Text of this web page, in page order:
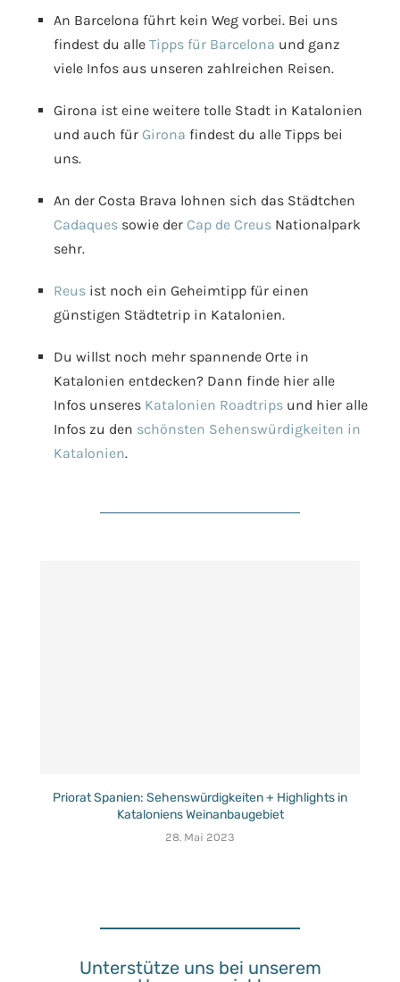
An Barcelona führt kein Weg vorbei. Bei uns
findest du alle Tipps für Barcelona und ganz
viele Infos aus unseren zahlreichen Reisen.
Girona ist eine weitere tolle Stadt in Katalonien
und auch für Girona findest du alle Tipps bei
uns.
An der Costa Brava lohnen sich das Städtchen
Cadaques sowie der Cap de Creus Nationalpark
sehr.
Reus ist noch ein Geheimtipp für einen
günstigen Städtetrip in Katalonien.
Du willst noch mehr spannende Orte in
Katalonien entdecken? Dann finde hier alle
Infos unseres Katalonien Roadtrips und hier alle
Infos zu den schönsten Sehenswürdigkeiten in
Katalonien.
Priorat Spanien: Sehenswürdigkeiten + Highlights in
Kataloniens Weinanbaugebiet
28. Mai 2023
Unterstütze uns bei unserem